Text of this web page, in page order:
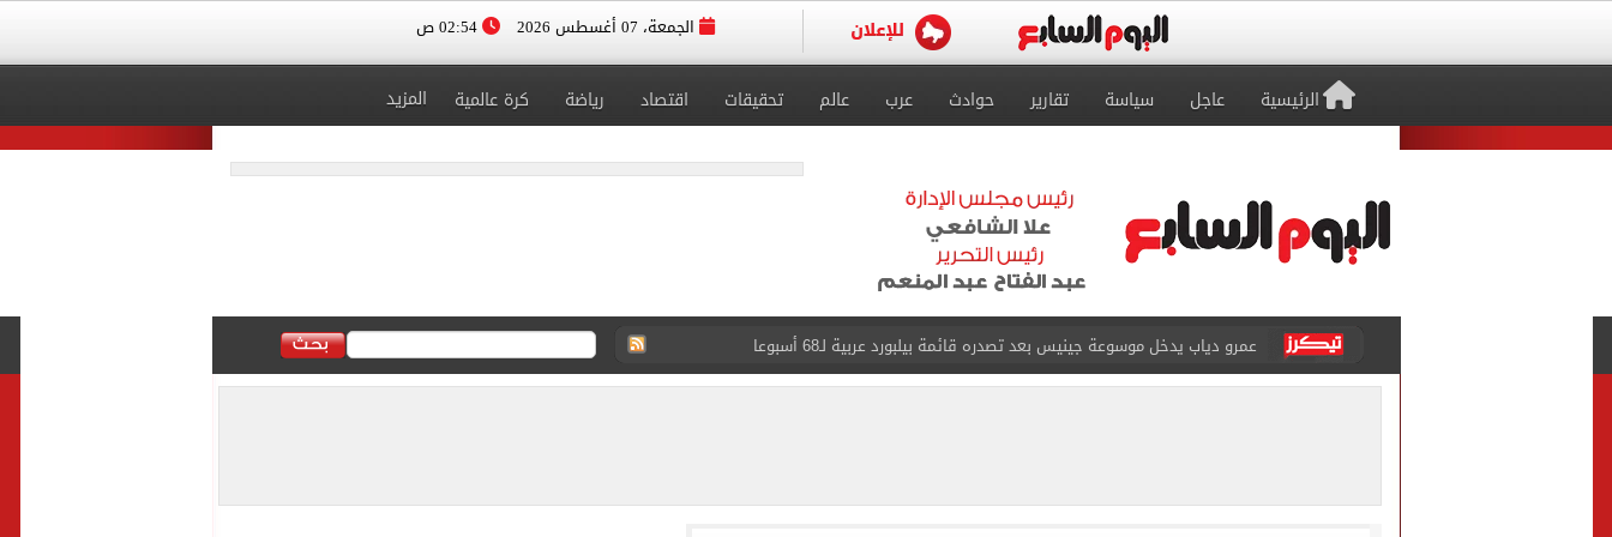
الجمعة، 07 أغسطس 2026
الرئيسية عاجل سياسة تقارير حوادث عرب عالم تحقيقات اقتصاد رياضة كرة عالمية المزيد
عمرو دياب يدخل موسوعة جينيس بعد تصدره قائمة بيلبورد عربية لـ68 أسبوعا
إغلاق طريق مصر أسوان الزراعى الغربى كليا من المنيب للعياط.. اعرف التحويلات
الاستعلامات تفند ادعاءات ذا صن وميرور حول علاج سيدة بريطانية في شرم الشيخ